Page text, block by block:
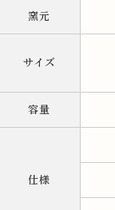
窯元
サイズ
容量
仕様